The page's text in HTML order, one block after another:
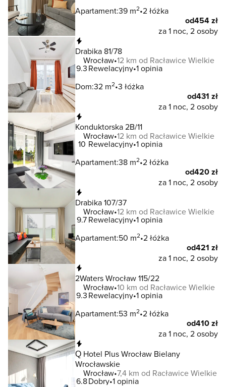
Apartament:39 m2 2 łóżka
od454 zł
za 1 noc, 2 osoby
Drabika 81/78
Wrocław 12 km od Racławice Wielkie
9.3Rewelacyjny 1 opinia
Dom:32 m2 3 łóżka
od431 zł
za 1 noc, 2 osoby
Konduktorska 2B/11
Wrocław 12 km od Racławice Wielkie
10 Rewelacyjny 1 opinia
Apartament:38 m2 2 łóżka
od420 zł
za 1 noc, 2 osoby
Drabika 107/37
Wrocław 12 km od Racławice Wielkie
9.7Rewelacyjny 1 opinia
Apartament:50 m2 2 łóżka
od421 zł
za 1 noc, 2 osoby
2Waters Wrocław 115/22
Wrocław 10 km od Racławice Wielkie
9.3Rewelacyjny 1 opinia
Apartament:53 m2 2 łóżka
od410 zł
za 1 noc, 2 osoby
Q Hotel Plus Wrocław Bielany
Wrocławskie
Wrocław 7,4 km od Racławice Wielkie
6.8Dobry 1 opinia